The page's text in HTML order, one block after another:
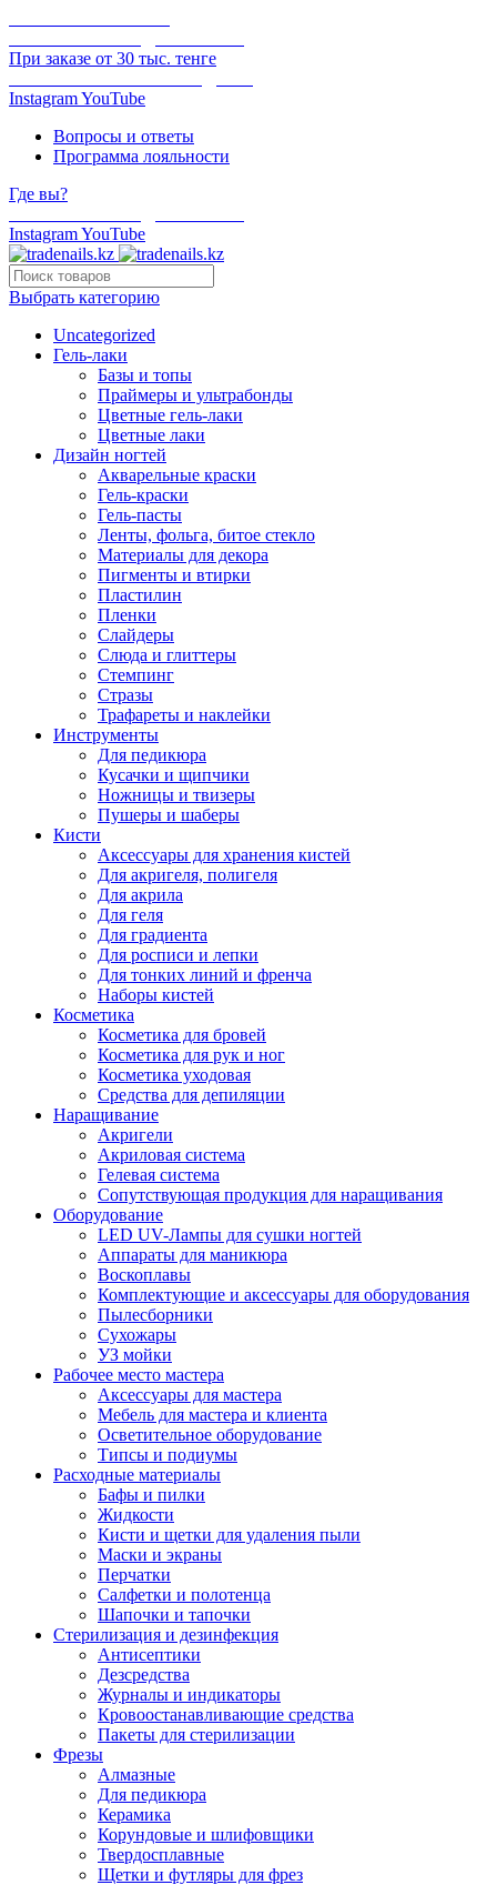
При заказе от 30 тыс. тенге
InstagramYouTube
Вопросы и ответы
Программа лояльности
Где вы?
InstagramYouTube
Выбрать категорию
Uncategorized
Гель-лаки
Базы и топы
Праймеры и ультрабонды
Цветные гель-лаки
Цветные лаки
Дизайн ногтей
Акварельные краски
Гель-краски
Гель-пасты
Ленты, фольга, битое стекло
Материалы для декора
Пигменты и втирки
Пластилин
Пленки
Слайдеры
Слюда и глиттеры
Стемпинг
Стразы
Трафареты и наклейки
Инструменты
Для педикюра
Кусачки и щипчики
Ножницы и твизеры
Пушеры и шаберы
Кисти
Аксессуары для хранения кистей
Для акригеля, полигеля
Для акрила
Для геля
Для градиента
Для росписи и лепки
Для тонких линий и френча
Наборы кистей
Косметика
Косметика для бровей
Косметика для рук и ног
Косметика уходовая
Средства для депиляции
Наращивание
Акригели
Акриловая система
Гелевая система
Сопутствующая продукция для наращивания
Оборудование
LED UV-Лампы для сушки ногтей
Аппараты для маникюра
Воскоплавы
Комплектующие и аксессуары для оборудования
Пылесборники
Сухожары
УЗ мойки
Рабочее место мастера
Аксессуары для мастера
Мебель для мастера и клиента
Осветительное оборудование
Типсы и подиумы
Расходные материалы
Бафы и пилки
Жидкости
Кисти и щетки для удаления пыли
Маски и экраны
Перчатки
Салфетки и полотенца
Шапочки и тапочки
Стерилизация и дезинфекция
Антисептики
Дезсредства
Журналы и индикаторы
Кровоостанавливающие средства
Пакеты для стерилизации
Фрезы
Алмазные
Для педикюра
Керамика
Корундовые и шлифовщики
Твердосплавные
Щетки и футляры для фрез